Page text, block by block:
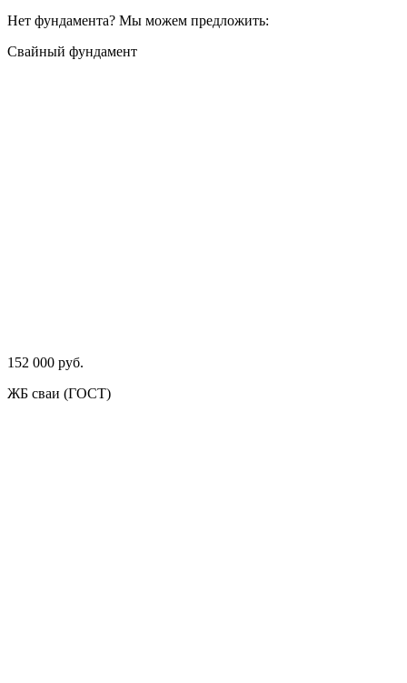
Нет фундамента? Мы можем предложить:
Свайный фундамент
152 000 руб.
ЖБ сваи (ГОСТ)